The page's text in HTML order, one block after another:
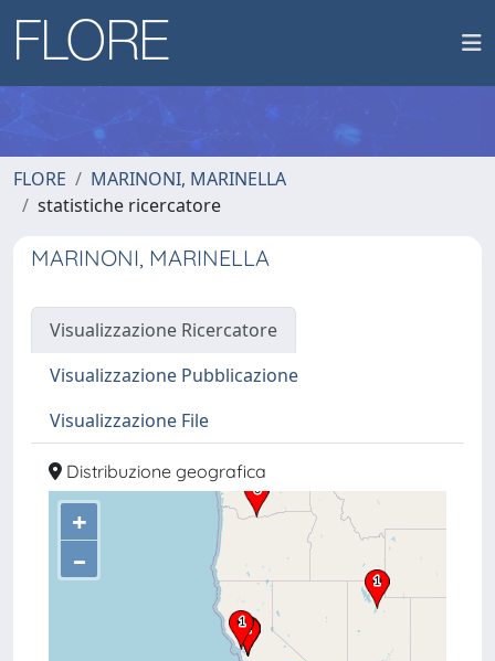
FLORE
MARINONI, MARINELLA
statistiche ricercatore
MARINONI, MARINELLA
Visualizzazione Ricercatore
Visualizzazione Pubblicazione
Visualizzazione File
Distribuzione geografica
+
–